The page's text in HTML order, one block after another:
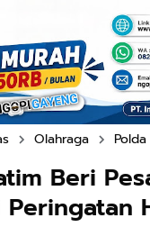
Olahraga
Beri